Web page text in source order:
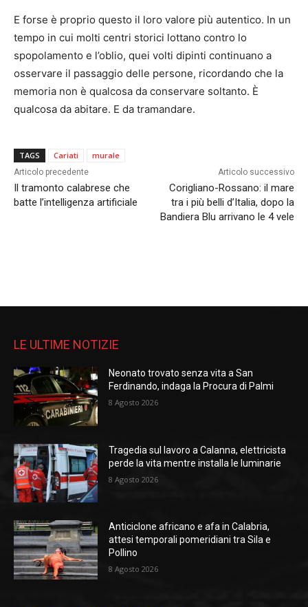
E forse è proprio questo il loro valore più autentico. In un
tempo in cui molti centri storici lottano contro lo
spopolamento e l’oblio, quei volti dipinti continuano a
osservare il passaggio delle persone, ricordando che la
memoria non è qualcosa da conservare soltanto. È
qualcosa da abitare. E da tramandare.
TAGS Cariati murale
Articolo precedente
Il tramonto calabrese che
batte l’intelligenza artificiale
Articolo successivo
Corigliano-Rossano: il mare
tra i più belli d’Italia, dopo la
Bandiera Blu arrivano le 4 vele
LE ULTIME NOTIZIE
Neonato trovato senza vita a San
Ferdinando, indaga la Procura di Palmi
8 Agosto 2026
Tragedia sul lavoro a Calanna, elettricista
perde la vita mentre installa le luminarie
8 Agosto 2026
Anticiclone africano e afa in Calabria,
attesi temporali pomeridiani tra Sila e
Pollino
8 Agosto 2026